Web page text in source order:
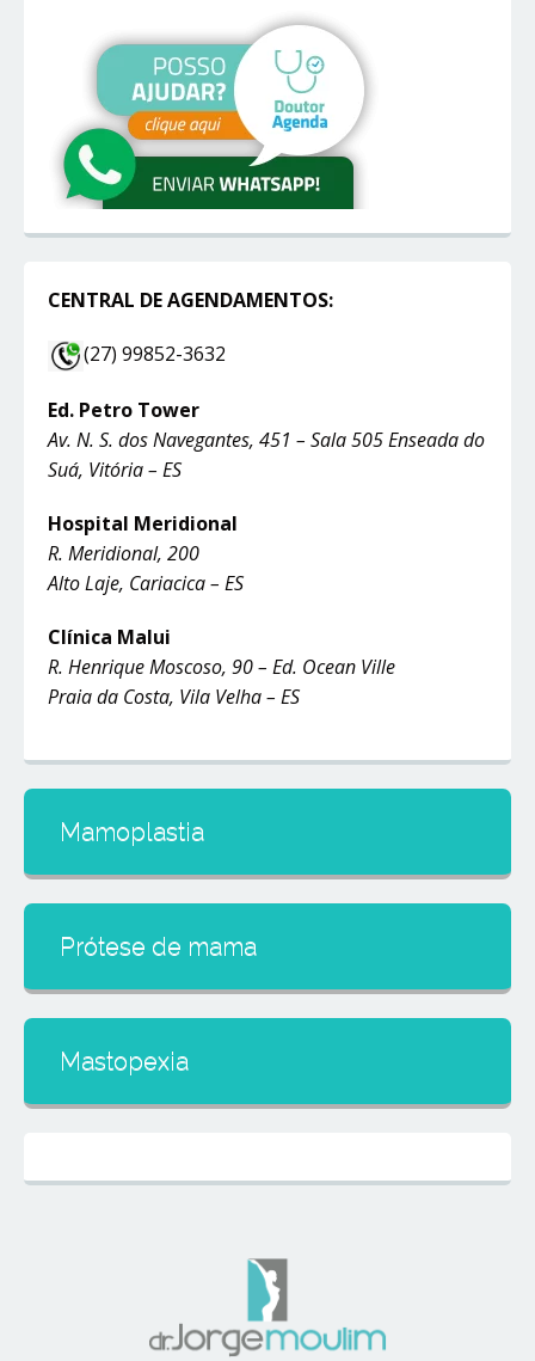
CENTRAL DE AGENDAMENTOS:
(27) 99852-3632
Ed. Petro Tower
Av. N. S. dos Navegantes, 451 – Sala 505 Enseada do
Suá, Vitória – ES
Hospital Meridional
R. Meridional, 200
Alto Laje, Cariacica – ES
Clínica Malui
R. Henrique Moscoso, 90 – Ed. Ocean Ville
Praia da Costa, Vila Velha – ES
Mamoplastia
Prótese de mama
Mastopexia